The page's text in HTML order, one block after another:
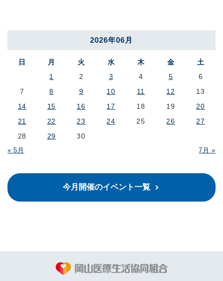
2026年06月
日 月 火 水 木 金 土
« 5月 7月 »
1 2 3 4 5
6
7
8 9 10 11 12
13
14
15 16 17 18 19
20
21
22 23 24 25 26
27
28
29 30
今月開催のイベント一覧